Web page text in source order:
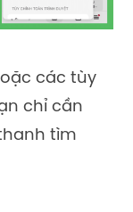
các tùy
chỉ cần
tìm